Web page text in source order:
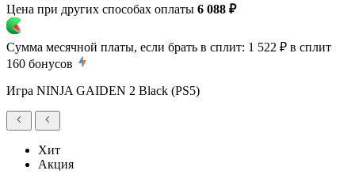
Цена при других способах оплаты 6 088 ₽
Сумма месячной платы, если брать в сплит: 1 522 ₽ в сплит
160 бонусов
Игра NINJA GAIDEN 2 Black (PS5)
Хит
Акция